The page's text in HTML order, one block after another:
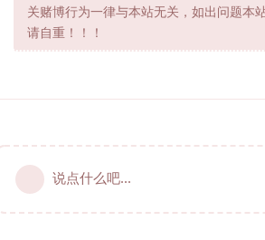
关赌博行为一律与本站无关，如出问题本
请自重！！！
说点什么吧...